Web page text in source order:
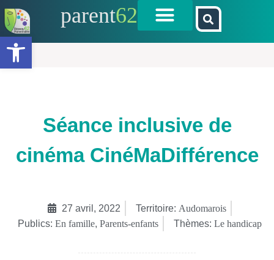
Ouvrir la barre d’outils
parent62
Séance inclusive de
cinéma CinéMaDifférence
27 avril, 2022 Territoire: Audomarois
Publics: En famille, Parents-enfants Thèmes: Le handicap